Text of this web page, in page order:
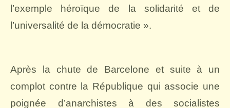
l’exemple héroïque de la solidarité et de
l’universalité de la démocratie ».
Après la chute de Barcelone et suite à un
complot contre la République qui associe une
poignée d’anarchistes à des socialistes